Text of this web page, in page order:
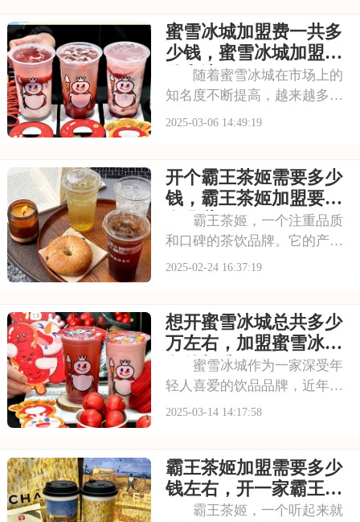
是大约多少，喜茶加盟费用包
括哪些方面的具体分析！希望
能为您提供参考~
蜜雪冰城加盟费一共多
少钱，蜜雪冰城加盟条
件和流程2025
随着蜜雪冰城在市场上的
知名度不断提高，越来越多的
创业者对其加盟模式产生兴
助您更好地评估这一投资项
目，为您的创业梦想奠定基
础。请看下面是有关于蜜雪
2025-03-06 14:49:19
开个霸王茶姬需要多少
钱，霸王茶姬加盟要求
有哪些
霸王茶姬，一个注重品质
和口碑的茶饮品牌。它的产品
每一杯都精心制作，确保顾客
的执着追求，让店铺成为顾客
心中的选择。本文将为你揭秘
开个霸王茶姬需要多
2025-02-24 16:37:19
想开蜜雪冰城总共多少
万左右，加盟蜜雪冰城
条件标准
蜜雪冰城作为一家深受年
轻人喜爱的饮品品牌，近年来
发展势头迅猛，加盟店遍布我
细介绍蜜雪冰城的加盟费用及
加盟条件，助您更好地把握这
一创业机会。请看下
2025-03-14 14:17:58
霸王茶姬加盟需要多少
钱左右，开一家霸王茶
姬需要投资多少钱
霸王茶姬，一个听起来就